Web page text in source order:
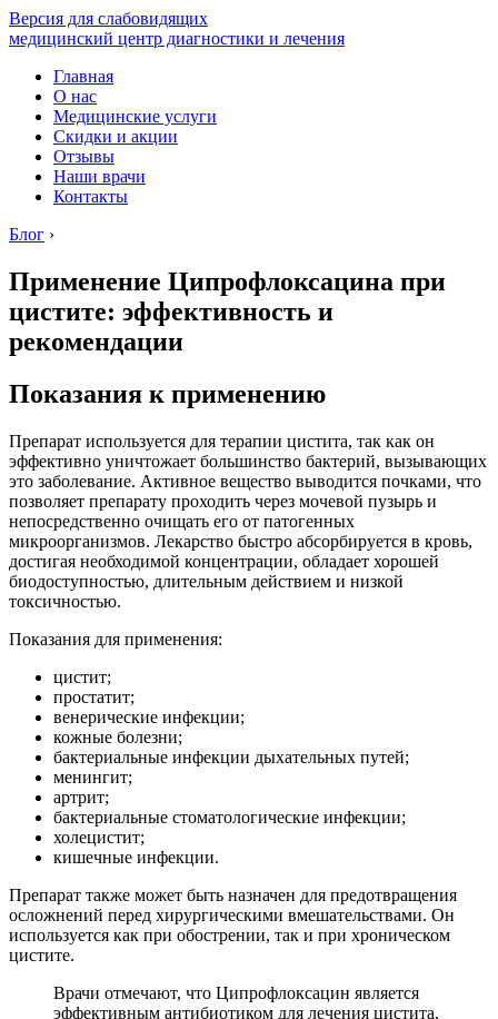
Версия для слабовидящих
медицинский центр диагностики и лечения
Главная
О нас
Медицинские услуги
Скидки и акции
Отзывы
Наши врачи
Контакты
Блог ›
Применение Ципрофлоксацина при
цистите: эффективность и
рекомендации
Показания к применению
Препарат используется для терапии цистита, так как он
эффективно уничтожает большинство бактерий, вызывающих
это заболевание. Активное вещество выводится почками, что
позволяет препарату проходить через мочевой пузырь и
непосредственно очищать его от патогенных
микроорганизмов. Лекарство быстро абсорбируется в кровь,
достигая необходимой концентрации, обладает хорошей
биодоступностью, длительным действием и низкой
токсичностью.
Показания для применения:
цистит;
простатит;
венерические инфекции;
кожные болезни;
бактериальные инфекции дыхательных путей;
менингит;
артрит;
бактериальные стоматологические инфекции;
холецистит;
кишечные инфекции.
Препарат также может быть назначен для предотвращения
осложнений перед хирургическими вмешательствами. Он
используется как при обострении, так и при хроническом
цистите.
Врачи отмечают, что Ципрофлоксацин является
эффективным антибиотиком для лечения цистита,